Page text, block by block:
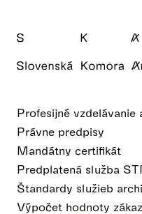
Profesijné vzdelávanie
Právne predpisy
Mandátny certifikát
Predplatená služba
Štandardy služieb
Výpočet hodnoty